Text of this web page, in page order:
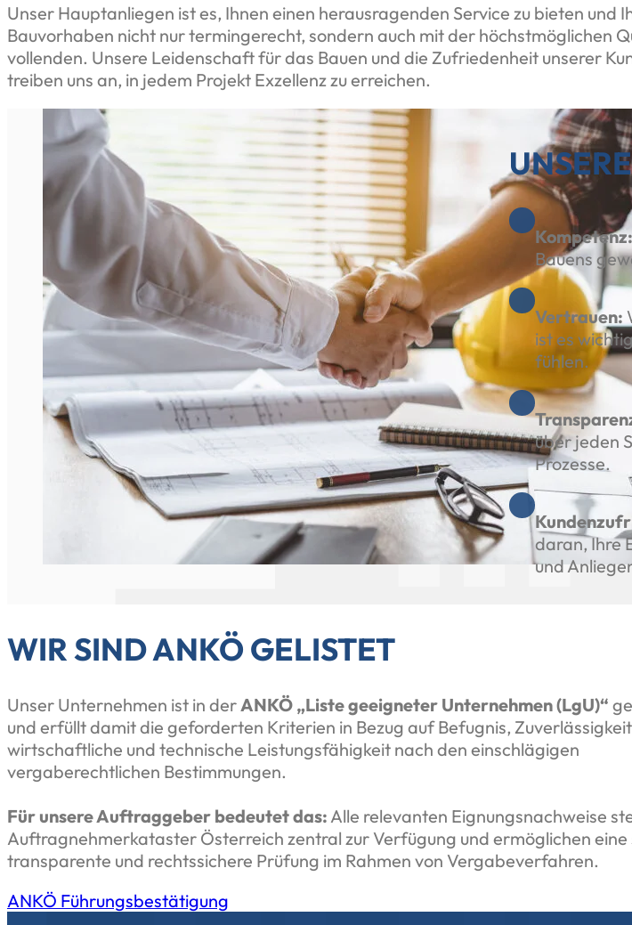
Unser Hauptanliegen ist es, Ihnen einen herausragenden Service zu bieten und
Bauvorhaben nicht nur termingerecht, sondern auch mit der höchstmöglichen
vollenden. Unsere Leidenschaft für das Bauen und die Zufriedenheit unserer
treiben uns an, in jedem Projekt Exzellenz zu erreichen.
Bauens
Vertrauen:
ist es
fühlen.
über jeden
Prozesse.
daran, Ihre
und
WIR SIND ANKÖ GELISTET
Unser Unternehmen ist in der ANKÖ „Liste geeigneter Unternehmen (LgU)“
und erfüllt damit die geforderten Kriterien in Bezug auf Befugnis,
wirtschaftliche und technische Leistungsfähigkeit nach den einschlägigen
vergaberechtlichen Bestimmungen.
Für unsere Auftraggeber bedeutet das: Alle relevanten Eignungsnachweise
Auftragnehmerkataster Österreich zentral zur Verfügung und ermöglichen eine
transparente und rechtssichere Prüfung im Rahmen von Vergabeverfahren.
ANKÖ Führungsbestätigung